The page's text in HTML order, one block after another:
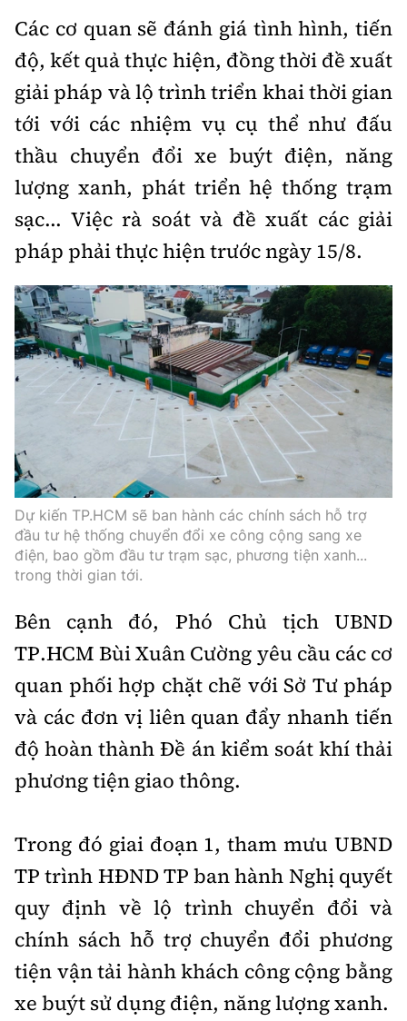
Các cơ quan sẽ đánh giá tình hình, tiến
độ, kết quả thực hiện, đồng thời đề xuất
giải pháp và lộ trình triển khai thời gian
tới với các nhiệm vụ cụ thể như đấu
thầu chuyển đổi xe buýt điện, năng
lượng xanh, phát triển hệ thống trạm
sạc... Việc rà soát và đề xuất các giải
pháp phải thực hiện trước ngày 15/8.
Dự kiến TP.HCM sẽ ban hành các chính sách hỗ trợ
đầu tư hệ thống chuyển đổi xe công cộng sang xe
điện, bao gồm đầu tư trạm sạc, phương tiện xanh...
trong thời gian tới.
Bên cạnh đó, Phó Chủ tịch UBND
TP.HCM Bùi Xuân Cường yêu cầu các cơ
quan phối hợp chặt chẽ với Sở Tư pháp
và các đơn vị liên quan đẩy nhanh tiến
độ hoàn thành Đề án kiểm soát khí thải
phương tiện giao thông.
Trong đó giai đoạn 1, tham mưu UBND
TP trình HĐND TP ban hành Nghị quyết
quy định về lộ trình chuyển đổi và
chính sách hỗ trợ chuyển đổi phương
tiện vận tải hành khách công cộng bằng
xe buýt sử dụng điện, năng lượng xanh.